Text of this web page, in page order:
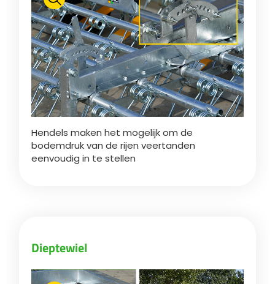
FAN SHOP
PARTS BOOK
JOBS
MyJOSKIN
Polski
Brochure downladen
Italiano
Dansk
Hendels maken het mogelijk om de
bodemdruk van de rijen veertanden
eenvoudig in te stellen
Dieptewiel